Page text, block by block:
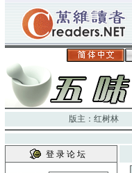
版主： 红树林
登 录 论 坛